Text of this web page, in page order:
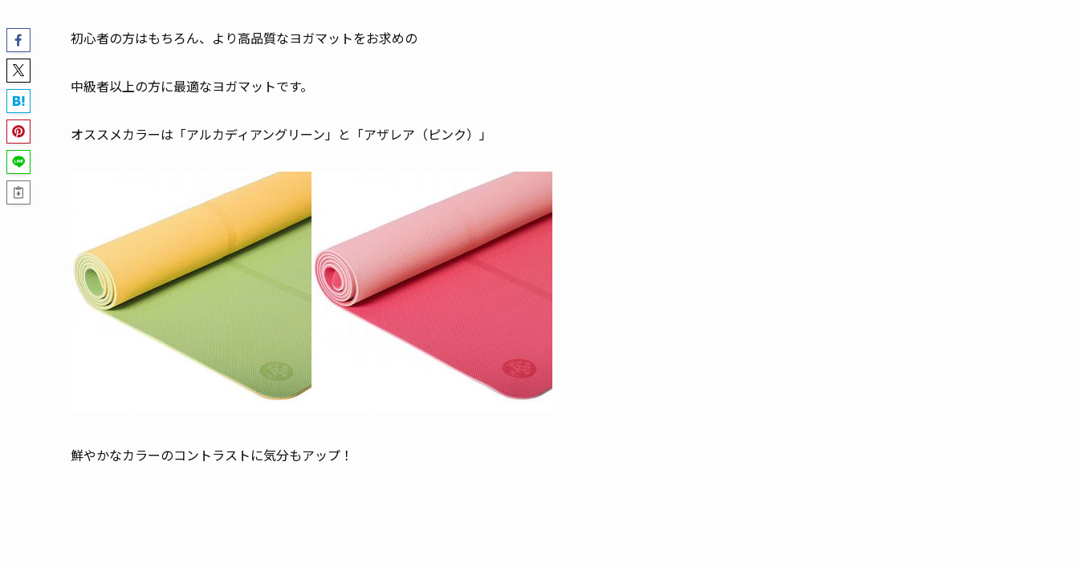
初心者の方はもちろん、より高品質なヨガマットをお求めの
中級者以上の方に最適なヨガマットです。
オススメカラーは「アルカディアングリーン」と「アザレア（ピンク）」
鮮やかなカラーのコントラストに気分もアップ！